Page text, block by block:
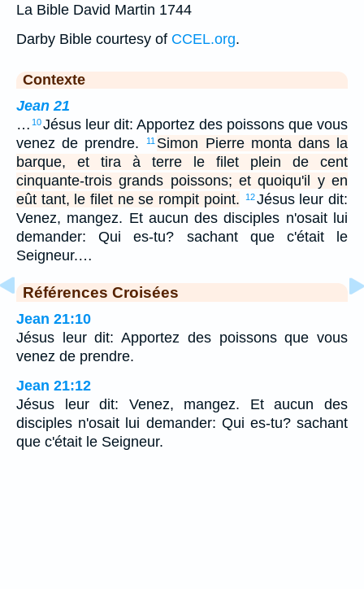
La Bible David Martin 1744
Darby Bible courtesy of CCEL.org.
Contexte
Jean 21
… 10Jésus leur dit: Apportez des poissons que vous
venez de prendre.
11 Simon Pierre monta dans la
barque, et tira à terre le filet plein de cent
cinquante-trois grands poissons; et quoiqu'il y en
eût tant, le filet ne se rompit point.
12Jésus leur dit:
Venez, mangez. Et aucun des disciples n'osait lui
demander: Qui es-tu? sachant que c'était le
Seigneur.…
Références Croisées
Jean 21:10
Jésus leur dit: Apportez des poissons que vous
venez de prendre.
Jean 21:12
Jésus leur dit: Venez, mangez. Et aucun des
disciples n'osait lui demander: Qui es-tu? sachant
que c'était le Seigneur.